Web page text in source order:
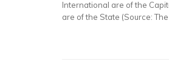
International are of the
are of the State (Source: